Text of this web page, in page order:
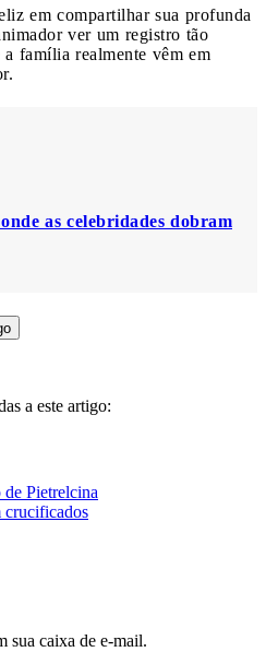
em compartilhar sua profunda
ver um registro tão
família realmente vêm em
as celebridades dobram
a este artigo:
Pietrelcina
crucificados
sua caixa de e-mail.